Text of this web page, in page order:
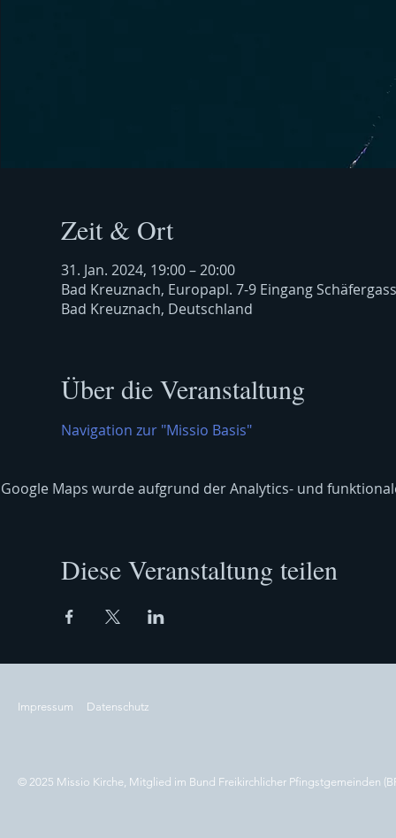
Zeit & Ort
31. Jan. 2024, 19:00 – 20:00
Bad Kreuznach, Europapl. 7-9 Eingang
Bad Kreuznach, Deutschland
Über die Veranstaltung
Navigation zur "Missio Basis"
Google Maps wurde aufgrund der Analytics- und
Diese Veranstaltung teilen
Impressum Datenschutz
© 2025 Missio Kirche, Mitglied im Bund Freikirchlicher Pfingstgemeinden